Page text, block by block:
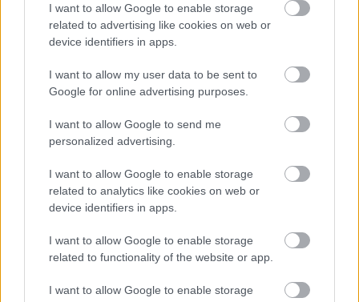
I want to allow Google to enable storage
related to advertising like cookies on web or
device identifiers in apps.
I want to allow my user data to be sent to
Google for online advertising purposes.
I want to allow Google to send me
personalized advertising.
I want to allow Google to enable storage
related to analytics like cookies on web or
device identifiers in apps.
I want to allow Google to enable storage
related to functionality of the website or app.
I want to allow Google to enable storage
17 éve
"Lengyel tagadta, hogy lefizették volna, azt állítja,
Hiszi a piszi.
Seduxen (már NEM dr.)
a "naci-konzi" alatt mit értessz?